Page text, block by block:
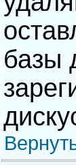
базы